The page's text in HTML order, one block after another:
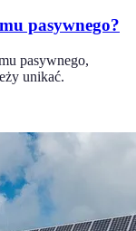
pasywnego?
pasywnego,
unikać.